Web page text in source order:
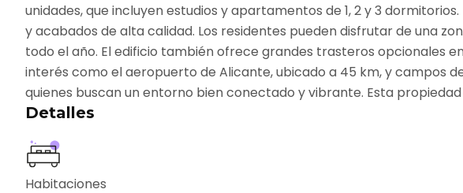
unidades, que incluyen estudios y apartamentos de 1, 2 y 3
y acabados de alta calidad. Los residentes pueden disfrutar de una
todo el año. El edificio también ofrece grandes trasteros opcionales
interés como el aeropuerto de Alicante, ubicado a 45 km, y campos
quienes buscan un entorno bien conectado y vibrante. Esta
Detalles
Habitaciones